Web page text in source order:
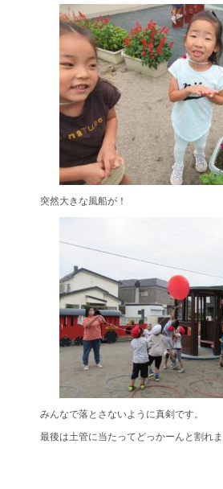
突然大きな風船が！
みんなで落とさないように真剣です。
最後は土管に当たってどっかーんと割れ